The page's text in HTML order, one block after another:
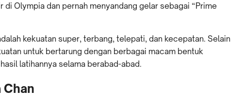
di Olympia dan pernah menyandang gelar sebagai “Prime
kekuatan super, terbang, telepati, dan kecepatan. Selain
untuk bertarung dengan berbagai macam bentuk
latihannya selama berabad-abad.
Chan